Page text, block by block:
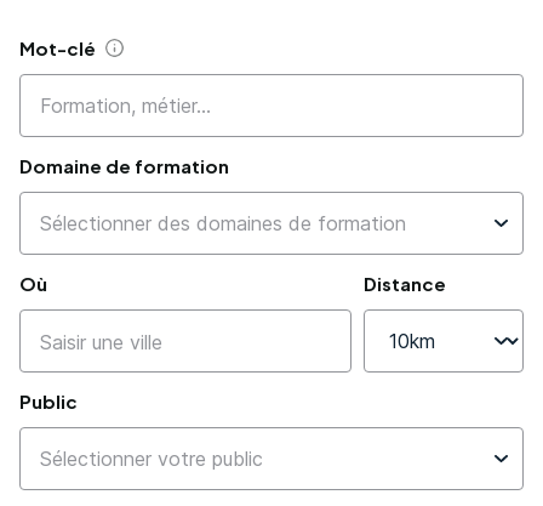
Mot-clé Aide
Domaine de formation
Où Distance
Public